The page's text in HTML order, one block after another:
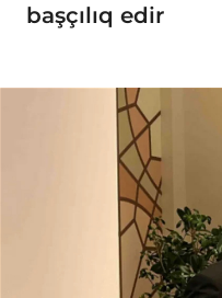
başçılıq edir